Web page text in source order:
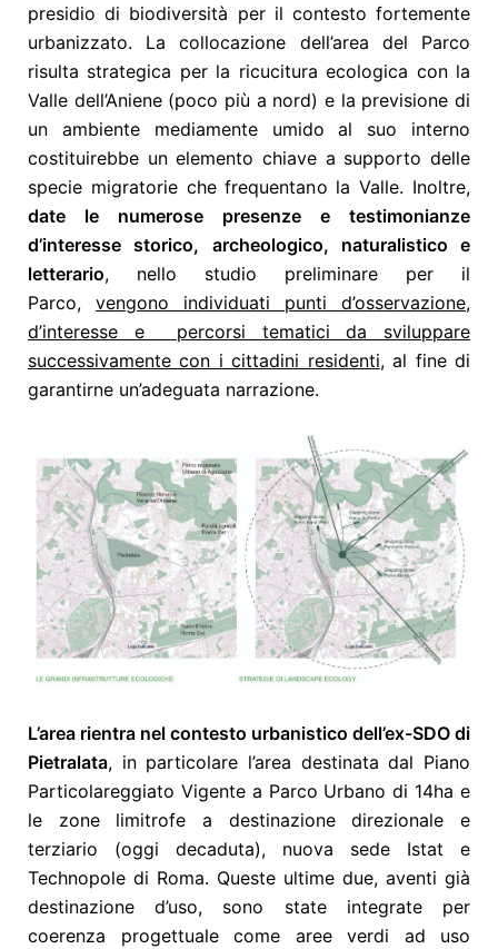
presidio di biodiversità per il contesto fortemente
urbanizzato. La collocazione dell’area del Parco
risulta strategica per la ricucitura ecologica con la
Valle dell’Aniene (poco più a nord) e la previsione di
un ambiente mediamente umido al suo interno
costituirebbe un elemento chiave a supporto delle
specie migratorie che frequentano la Valle. Inoltre,
date le numerose presenze e testimonianze
d’interesse storico, archeologico, naturalistico e
letterario, nello studio preliminare per il
Parco, vengono individuati punti d’osservazione,
d’interesse e percorsi tematici da sviluppare
successivamente con i cittadini residenti, al fine di
garantirne un’adeguata narrazione.
L’area rientra nel contesto urbanistico dell’ex-SDO di
Pietralata, in particolare l’area destinata dal Piano
Particolareggiato Vigente a Parco Urbano di 14ha e
le zone limitrofe a destinazione direzionale e
terziario (oggi decaduta), nuova sede Istat e
Technopole di Roma. Queste ultime due, aventi già
destinazione d’uso, sono state integrate per
coerenza progettuale come aree verdi ad uso